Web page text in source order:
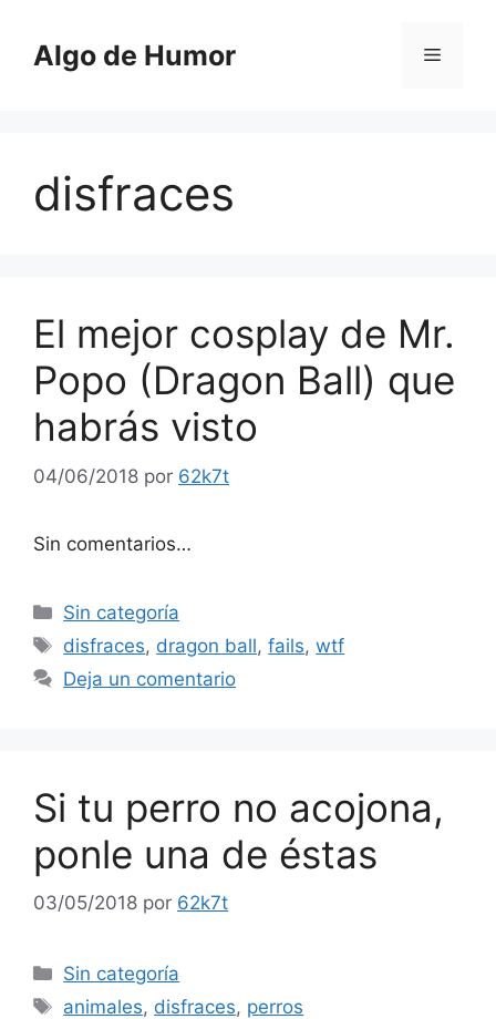
contenido
Algo de Humor Menú
disfraces
El mejor cosplay de Mr.
Popo (Dragon Ball) que
habrás visto
04/06/2018 por 62k7t
Sin comentarios…
Categorías
Sin categoría
Etiquetas
disfraces, dragon ball,fails,wtf
Deja un comentario
Si tu perro no acojona,
ponle una de éstas
03/05/2018 por 62k7t
Categorías
Sin categoría
Etiquetas
animales, disfraces, perros